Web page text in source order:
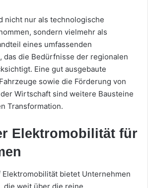
nicht nur als technologische
sondern vielmehr als
eines umfassenden
das die Bedürfnisse der regionalen
Eine gut ausgebaute
sowie die Förderung von
Wirtschaft sind weitere Bausteine
Transformation.
Elektromobilität für
Elektromobilität bietet Unternehmen